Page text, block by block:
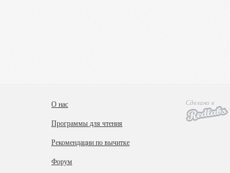
О нас
Программы для чтения
Рекомендации по вычитке
Форум
Сделано в